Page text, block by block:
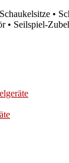
•
• Seilspiel-